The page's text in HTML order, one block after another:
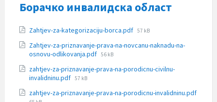
Борачко инвалидска област
Прилози
Zahtjev-za-kategorizaciju-borca.pdf File
57 kB
Zahtjev-za-priznavanje-prava-na-novcanu-naknadu-na-
osnovu-odlikovanja.pdf File
56 kB
zahtjev-za-priznavanje-prava-na-porodicnu-civilnu-
invalidninu.pdf File
57 kB
zahtjev-za-priznavanje-prava-na-porodicnu-invalidninu.pdf